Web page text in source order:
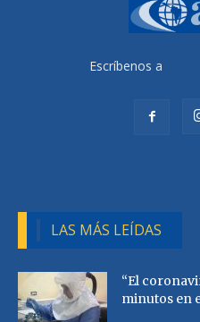
Escríbenos a
LAS MÁS LEÍDAS
“El
minutos en